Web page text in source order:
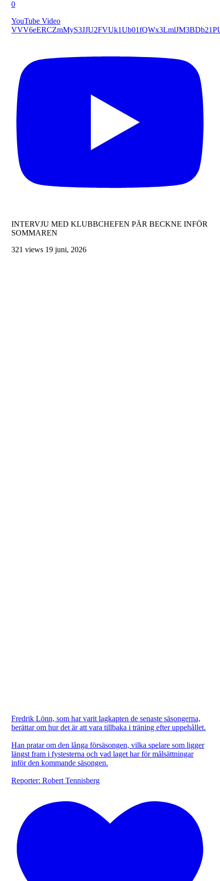
0
YouTube Video
INTERVJU MED KLUBBCHEFEN PÄR BECKNE INFÖR
SOMMAREN
321 views 19 juni, 2026
Fredrik Lönn, som har varit lagkapten de senaste säsongerna,
berättar om hur det är att vara tillbaka i träning efter uppehållet.
Han pratar om den långa försäsongen, vilka spelare som ligger
längst fram i fystesterna och vad laget har för målsättningar
inför den kommande säsongen.
Reporter: Robert Tennisberg